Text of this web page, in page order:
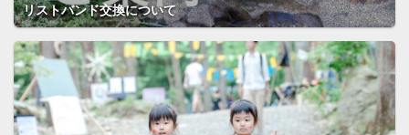
リストバンド交換について